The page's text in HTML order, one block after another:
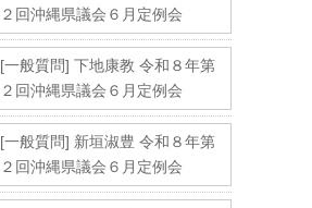
２回沖縄県議会６月定例会
[一般質問] 下地康教 令和８年第
２回沖縄県議会６月定例会
[一般質問] 新垣淑豊 令和８年第
２回沖縄県議会６月定例会